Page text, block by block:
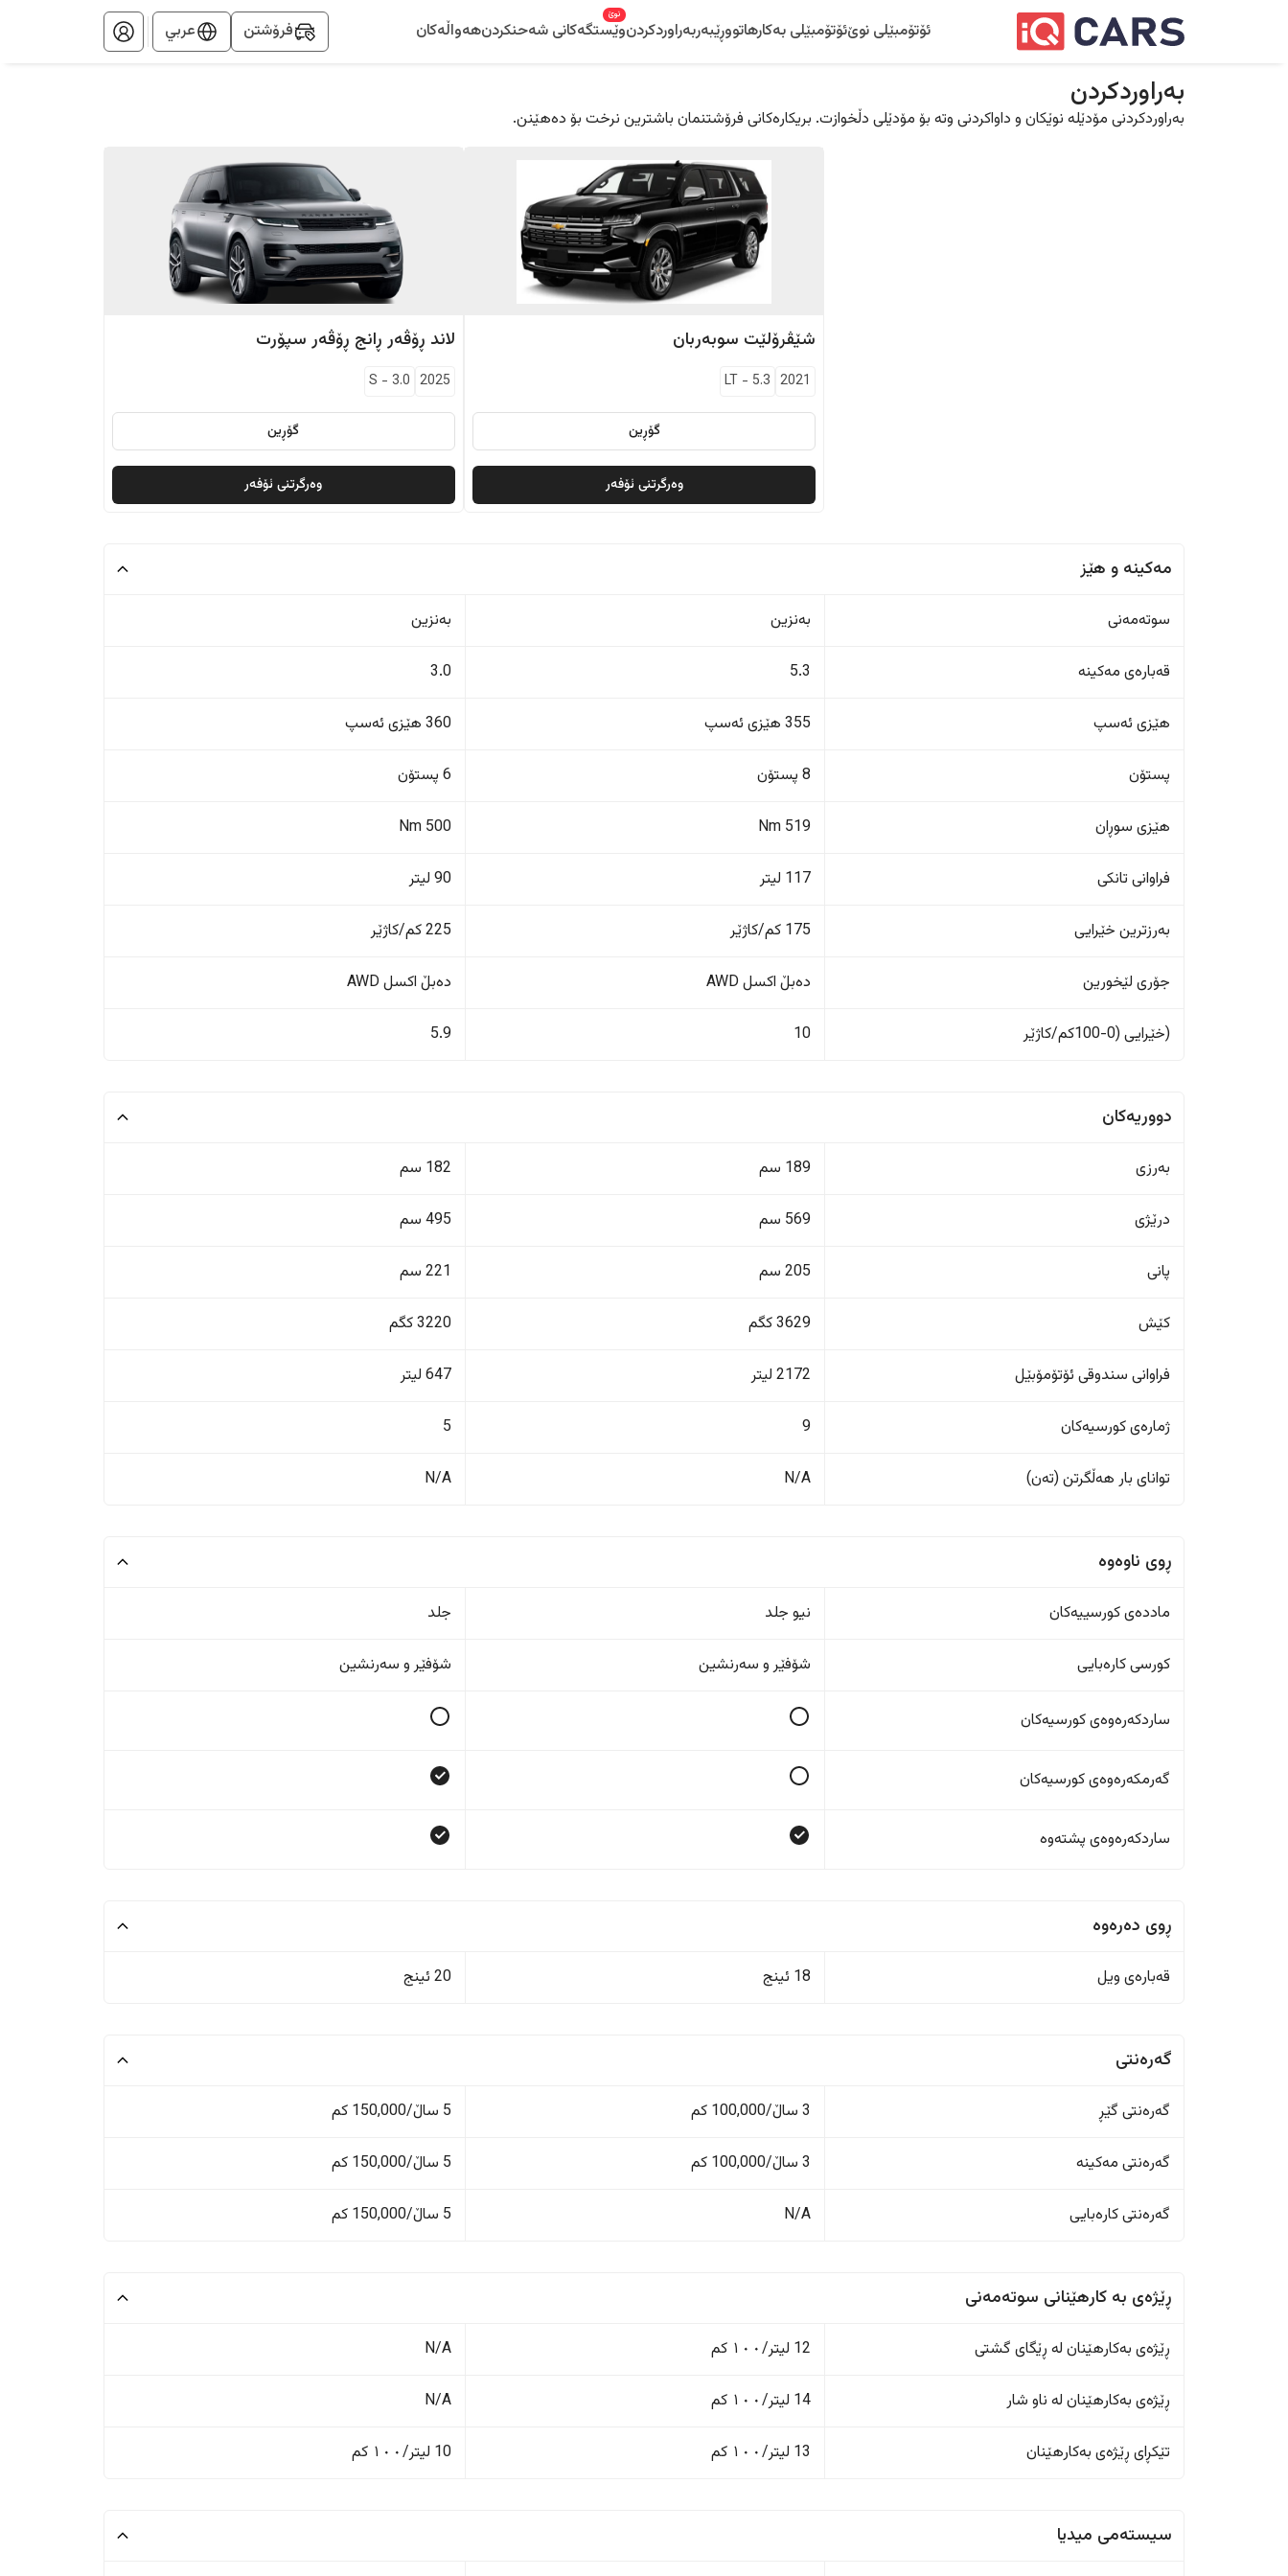
ئۆتۆمبێلی نوێئۆتۆمبێلی بەکارهاتووڕێبەربەراوردکردنوێستگەکانی شەحنکردن
نوێ
هەواڵەکان فرۆشتن عربي
بەراوردکردن
بەراوردکردنی مۆدێلە نوێکان و داواکردنی وتە بۆ مۆدێلی دڵخوازت. بریکارەکانی فرۆشتنمان باشترین نرخت بۆ دەهێنن.
شێڤرۆلێت سوبەربان
2021
LT - 5.3
گۆڕین
وەرگرتنی ئۆفەر
لاند ڕۆڤەر ڕانج ڕۆڤەر سپۆرت
2025
S - 3.0
گۆڕین
وەرگرتنی ئۆفەر
مەکینە و هێز
سوتەمەنی بەنزین بەنزین
قەبارەی مەکینە 5.3
3.0
هێزی ئەسپ 355 هێزی ئەسپ 360 هێزی ئەسپ
پستۆن 8 پستۆن 6 پستۆن
هێزی سوڕان 519 Nm
500 Nm
فراوانی تانکی 117 لیتر 90 لیتر
بەرزترین خێرایی 175 کم/کاژێر 225 کم/کاژێر
جۆری لێخورین دەبڵ اکسل AWD دەبڵ اکسل AWD
(خێرایی (0-100کم/کاژێر 10
5.9
دووریەکان
بەرزی 189 سم 182 سم
درێژی 569 سم 495 سم
پانی 205 سم 221 سم
کێش 3629 کگم 3220 کگم
فراوانی سندوقی ئۆتۆمۆبێل 2172 لیتر 647 لیتر
ژمارەی کورسیەکان 9
5
تواناى بار هەڵگرتن (تەن) N/A
N/A
ڕوی ناوەوە
ماددەی کورسییەکان نیو جلد جلد
کورسی کارەبایی شۆفێر و سەرنشین شۆفێر و سەرنشین
ساردکەرەوەی کورسیەکان
گەرمکەرەوەی کورسیەکان
ساردکەرەوەی پشتەوە
ڕوی دەرەوە
قەبارەی ویل 18 ئینج 20 ئینج
گەرەنتی
گەرەنتی گێڕ 3 ساڵ/100,000 کم 5 ساڵ/150,000 کم
گەرەنتی مەکینە 3 ساڵ/100,000 کم 5 ساڵ/150,000 کم
گەرەنتی کارەبایی N/A 5 ساڵ/150,000 کم
ڕێژەى به کارهێنانی سوتەمەنی
ڕێژەى بەکارهێنان له ڕێگای گشتی 12 لیتر/١٠٠ کم N/A
ڕێژەى بەکارهێنان له ناو شار 14 لیتر/١٠٠ کم N/A
تێکڕای ڕێژەى بەکارهێنان 13 لیتر/١٠٠ کم 10 لیتر/١٠٠ کم
سیستەمی میدیا